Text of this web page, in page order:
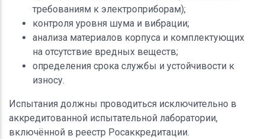
требованиям к электроприборам);
контроля уровня шума и вибрации;
анализа материалов корпуса и комплектующих
на отсутствие вредных веществ;
определения срока службы и устойчивости к
износу.
Испытания должны проводиться исключительно в
аккредитованной испытательной лаборатории,
включённой в реестр Росаккредитации.